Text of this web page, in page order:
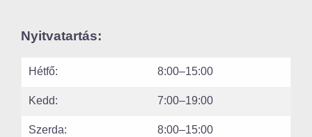
Nyitvatartás:
Hétfő: 8:00–15:00
Kedd: 7:00–19:00
Szerda: 8:00–15:00